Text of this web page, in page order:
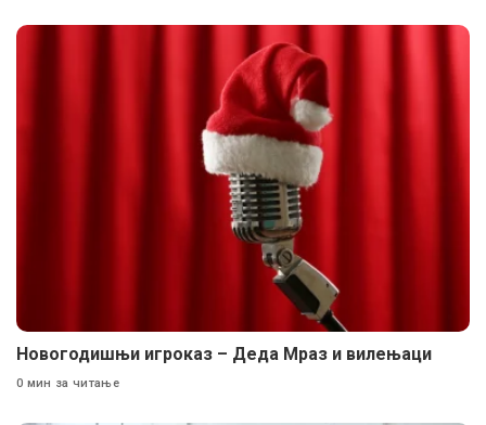
Новогодишњи игроказ – Деда Мраз и вилењаци
0 мин за читање